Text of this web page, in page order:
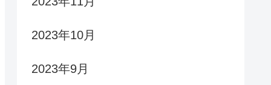
2023年10月
2023年9月